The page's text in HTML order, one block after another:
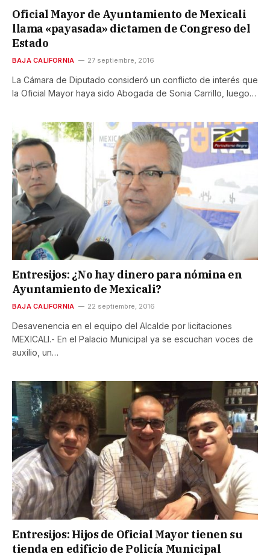
Oficial Mayor de Ayuntamiento de Mexicali
llama «payasada» dictamen de Congreso del
Estado
BAJA CALIFORNIA 27 septiembre, 2016
La Cámara de Diputado consideró un conflicto de interés que
la Oficial Mayor haya sido Abogada de Sonia Carrillo, luego…
Entresijos: ¿No hay dinero para nómina en
Ayuntamiento de Mexicali?
BAJA CALIFORNIA 22 septiembre, 2016
Desavenencia en el equipo del Alcalde por licitaciones
MEXICALI.- En el Palacio Municipal ya se escuchan voces de
auxilio, un…
Entresijos: Hijos de Oficial Mayor tienen su
tienda en edificio de Policía Municipal